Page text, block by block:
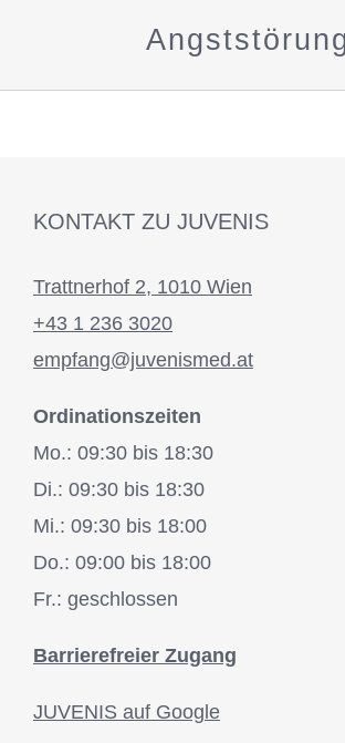
KONTAKT ZU JUVENIS
Trattnerhof 2, 1010 Wien
+43 1 236 3020
empfang@juvenismed.at
Ordinationszeiten
Mo.: 09:30 bis 18:30
Di.: 09:30 bis 18:30
Mi.: 09:30 bis 18:00
Do.: 09:00 bis 18:00
Fr.: geschlossen
Barrierefreier Zugang
JUVENIS auf Google